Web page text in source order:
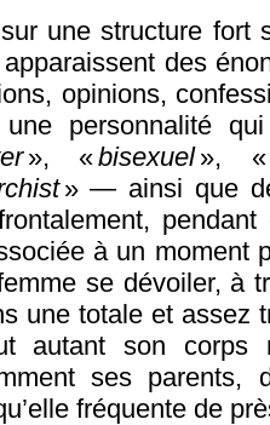
une structure fort
des
opinions,
personnalité qui
», «bisexuel», «
» — ainsi que
à un moment
se dévoiler, à
une totale et assez
autant son
ses parents,
fréquente de